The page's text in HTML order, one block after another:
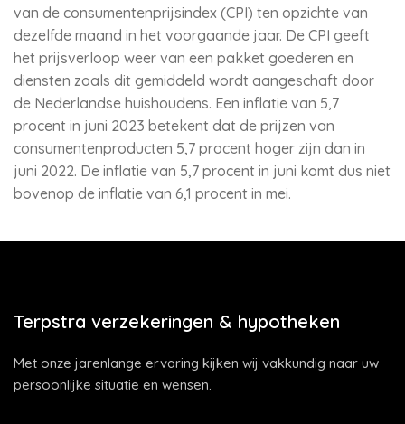
van de consumentenprijsindex (CPI) ten opzichte van
dezelfde maand in het voorgaande jaar. De CPI geeft
het prijsverloop weer van een pakket goederen en
diensten zoals dit gemiddeld wordt aangeschaft door
de Nederlandse huishoudens. Een inflatie van 5,7
procent in juni 2023 betekent dat de prijzen van
consumentenproducten 5,7 procent hoger zijn dan in
juni 2022. De inflatie van 5,7 procent in juni komt dus niet
bovenop de inflatie van 6,1 procent in mei.
Terpstra verzekeringen & hypotheken
Met onze jarenlange ervaring kijken wij vakkundig naar uw
persoonlijke situatie en wensen.